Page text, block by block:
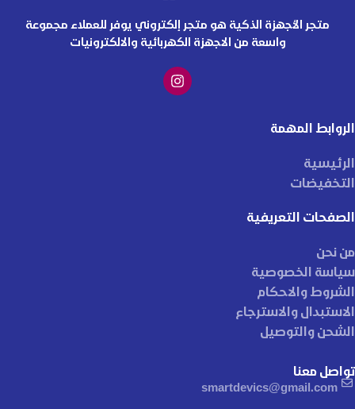
متجر الأجهزة الذكية هو متجر إلكتروني يوفر للعملاء مجموعة
واسعة من الاجهزة الكهربائية والالكترونيات
الروابط المهمة
الرئيسية
التخفيضات
الصفحات التعريفية
من نحن
سياسة الخصوصية
الشروط والاحكام
الاستبدال والاسترجاع
الشحن والتوصيل
تواصل معنا
smartdevics@gmail.com